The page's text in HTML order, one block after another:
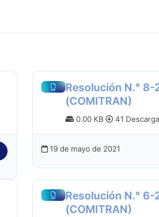
Resolución N.° 8-
(COMITRAN)
0.00 KB 41
19 de mayo de 2021
Resolución N.° 6-
(COMITRAN)